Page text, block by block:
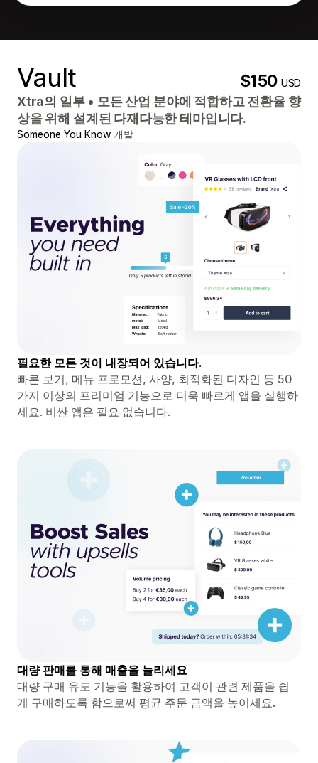
Vault $150USD
Xtra의 일부 • 모든 산업 분야에 적합하고 전환율 향
상을 위해 설계된 다재다능한 테마입니다.
Someone You Know 개발
필요한 모든 것이 내장되어 있습니다.
빠른 보기, 메뉴 프로모션, 사양, 최적화된 디자인 등 50
가지 이상의 프리미엄 기능으로 더욱 빠르게 앱을 실행하
세요. 비싼 앱은 필요 없습니다.
대량 판매를 통해 매출을 늘리세요
대량 구매 유도 기능을 활용하여 고객이 관련 제품을 쉽
게 구매하도록 함으로써 평균 주문 금액을 높이세요.